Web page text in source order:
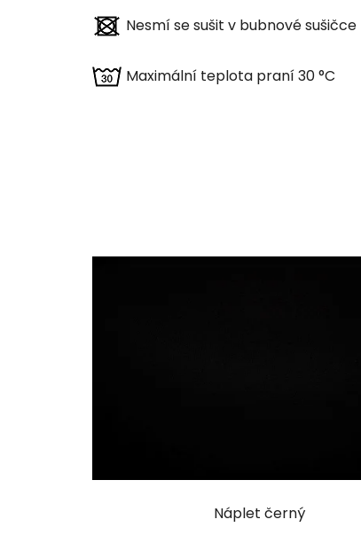
Nesmí se sušit v bubnové sušičce
Maximální teplota praní 30 °C
Náplet černý